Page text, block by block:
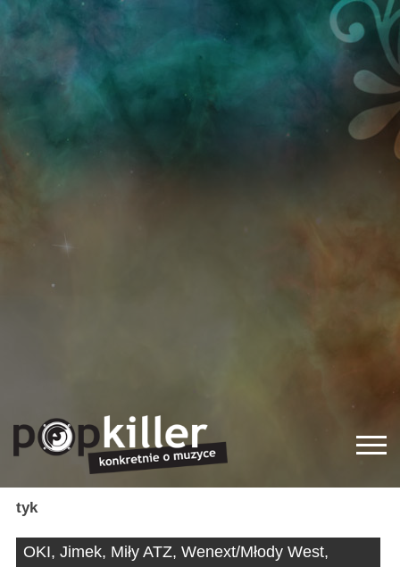
tyk
OKI, Jimek, Miły ATZ, Wenext/Młody West,